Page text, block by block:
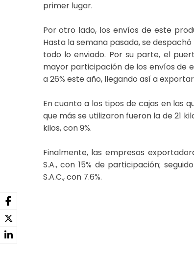
primer lugar.
Por otro lado, los envíos de este
Hasta la semana pasada, se
todo lo enviado. Por su parte, el
mayor participación de los envíos de
a 26% este año, llegando así a
En cuanto a los tipos de cajas en las
que más se utilizaron fueron la de 21
kilos, con 9%.
Finalmente, las empresas
S.A., con 15% de participación;
S.A.C., con 7.6%.